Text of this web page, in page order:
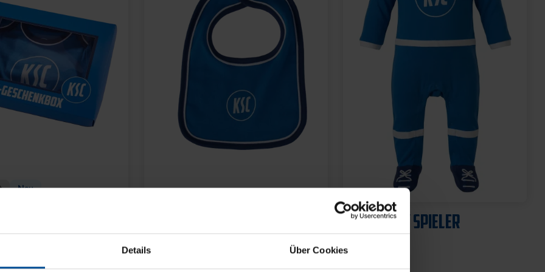
Details Über Cookies
Neu
14,95 €
BABYBODY SPIELER
14,95 €